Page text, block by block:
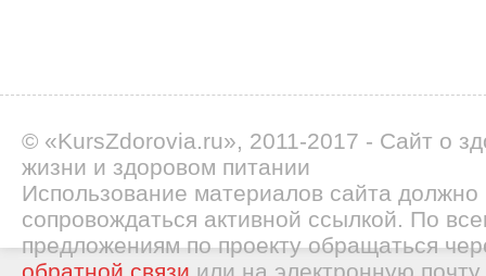
© «KursZdorovia.ru», 2011-2017 - Сайт о
жизни и здоровом питании
Использование материалов сайта должно
сопровождаться активной ссылкой. По
предложениям по проекту обращаться